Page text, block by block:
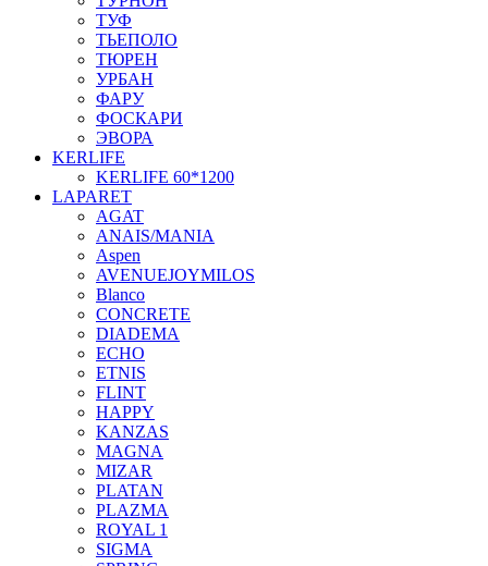
ТУФ
ТЬЕПОЛО
ТЮРЕН
УРБАН
ФАРУ
ФОСКАРИ
ЭВОРА
KERLIFE
KERLIFE 60*1200
LAPARET
AGAT
ANAIS/MANIA
Aspen
AVENUEJOYMILOS
Blanco
CONCRETE
DIADEMA
ECHO
ETNIS
FLINT
HAPPY
KANZAS
MAGNA
MIZAR
PLATAN
PLAZMA
ROYAL 1
SIGMA